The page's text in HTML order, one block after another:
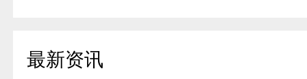
最新资讯